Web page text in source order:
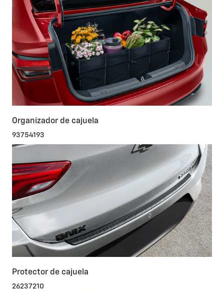
Organizador de cajuela
93754193
Protector de cajuela
26237210